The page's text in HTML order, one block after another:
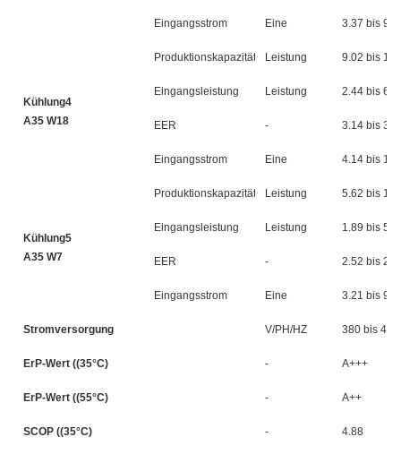
Eingangsstrom Eine 3.37 bis
Kühlung4
A35 W18
Produktionskapazität Leistung 9.02 bis
Eingangsleistung Leistung 2.44 bis
EER - 3.14 bis
Eingangsstrom Eine 4.14 bis
Kühlung5
A35 W7
Produktionskapazität Leistung 5.62 bis
Eingangsleistung Leistung 1.89 bis
EER - 2.52 bis
Eingangsstrom Eine 3.21 bis
Stromversorgung V/PH/HZ 380 bis
ErP-Wert ((35°C) - A+++
ErP-Wert ((55°C) - A++
SCOP ((35°C) - 4.88